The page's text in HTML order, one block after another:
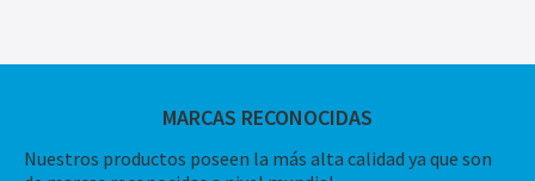
MARCAS RECONOCIDAS
Nuestros productos poseen la más alta calidad ya que son